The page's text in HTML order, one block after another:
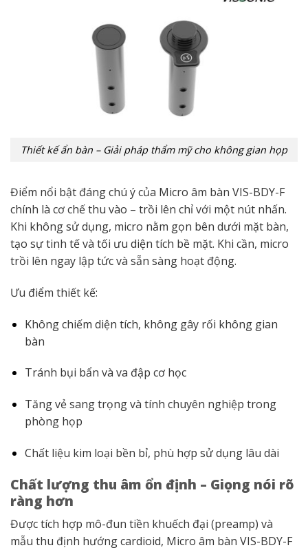
Thiết kế ẩn bàn – Giải pháp thẩm mỹ cho không gian họp
Điểm nổi bật đáng chú ý của Micro âm bàn VIS-BDY-F
chính là cơ chế thu vào – trồi lên chỉ với một nút nhấn.
Khi không sử dụng, micro nằm gọn bên dưới mặt bàn,
tạo sự tinh tế và tối ưu diện tích bề mặt. Khi cần, micro
trồi lên ngay lập tức và sẵn sàng hoạt động.
Ưu điểm thiết kế:
Không chiếm diện tích, không gây rối không gian
bàn
Tránh bụi bẩn và va đập cơ học
Tăng vẻ sang trọng và tính chuyên nghiệp trong
phòng họp
Chất liệu kim loại bền bỉ, phù hợp sử dụng lâu dài
Chất lượng thu âm ổn định – Giọng nói rõ
ràng hơn
Được tích hợp mô-đun tiền khuếch đại (preamp) và
mẫu thu định hướng cardioid, Micro âm bàn VIS-BDY-F